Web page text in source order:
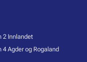
2 Innlandet
4 Agder og Rogaland